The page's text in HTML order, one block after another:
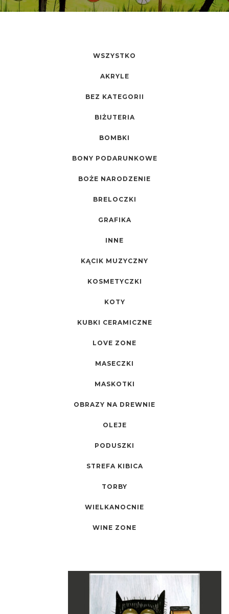
WSZYSTKO
AKRYLE
BEZ KATEGORII
BIŻUTERIA
BOMBKI
BONY PODARUNKOWE
BOŻE NARODZENIE
BRELOCZKI
GRAFIKA
INNE
KĄCIK MUZYCZNY
KOSMETYCZKI
KOTY
KUBKI CERAMICZNE
LOVE ZONE
MASECZKI
MASKOTKI
OBRAZY NA DREWNIE
OLEJE
PODUSZKI
STREFA KIBICA
TORBY
WIELKANOCNIE
WINE ZONE